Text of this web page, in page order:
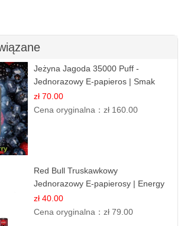
Jeżyna Jagoda 35000 Puff -
Jednorazowy E-papieros | Smak
Leśnych Owoców
zł 70.00
Cena oryginalna：zł 160.00
Red Bull Truskawkowy
Jednorazowy E-papierosy | Energy
Drink Smak
zł 40.00
Cena oryginalna：zł 79.00